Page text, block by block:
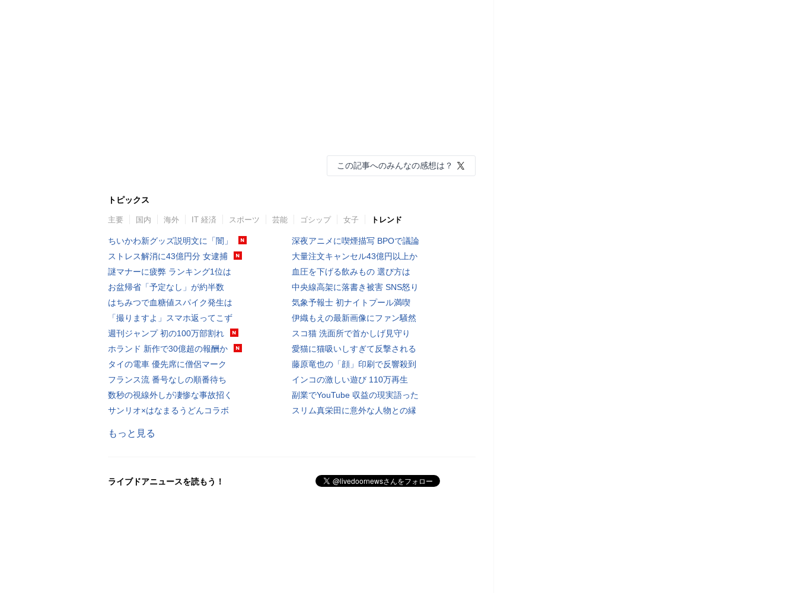
この記事へのみんなの感想は？
トピックス
主要 国内 海外 IT 経済 スポーツ 芸能 ゴシップ 女子 トレンド
ちいかわ新グッズ説明文に「闇」
ストレス解消に43億円分 女逮捕
謎マナーに疲弊 ランキング1位は
お盆帰省「予定なし」が約半数
はちみつで血糖値スパイク発生は
「撮りますよ」スマホ返ってこず
週刊ジャンプ 初の100万部割れ
ホランド 新作で30億超の報酬か
タイの電車 優先席に僧侶マーク
フランス流 番号なしの順番待ち
数秒の視線外しが凄惨な事故招く
サンリオ×はなまるうどんコラボ
深夜アニメに喫煙描写 BPOで議論
大量注文キャンセル43億円以上か
血圧を下げる飲みもの 選び方は
中央線高架に落書き被害 SNS怒り
気象予報士 初ナイトプール満喫
伊織もえの最新画像にファン騒然
スコ猫 洗面所で首かしげ見守り
愛猫に猫吸いしすぎて反撃される
藤原竜也の「顔」印刷で反響殺到
インコの激しい遊び 110万再生
副業でYouTube 収益の現実語った
スリム真栄田に意外な人物との縁
もっと見る
ライブドアニュースを読もう！